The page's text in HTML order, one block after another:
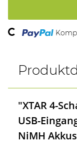
Loading...
"XTAR 4-
USB-
NiMH